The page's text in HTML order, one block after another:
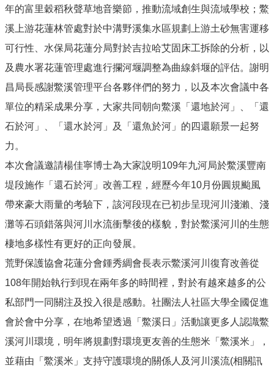
年的富里穀稻秋聲草地音樂節，推動流域創生與流域學校；鱉
溪上游花蓮林管處對於中溝野溪集水區規劃上游土砂無害運移
可行性、水保局花蓮分局對於吉拉哈艾固床工拆除的分析，以
及農水署花蓮管理處進行攔河堰調整為曲線斜堰的評估。謝明
昌局長感謝鱉溪管理平台各夥伴們的努力，以及本次會議中各
單位的精采成果分享，大家共同朝向鱉溪「還地於河」、「還
石於河」、「還水於河」及「還魚於河」的四還願景一起努
力。
本次會議邀請楊佳寧博士為大家說明109年九河局於鱉溪豐南
堤段施作「還石於河」改善工程，經歷今年10月份圓規颱風
帶來豪大雨量的考驗下，該河段現在已初步呈現河川淺瀨、淺
灘等石頭錯落與河川水流衝擊後的樣貌，對於鱉溪河川的生態
棲地多樣性有更好的正向發展。
荒野保護協會花蓮分會鍾秀綢會長表示鱉溪河川復育改善從
108年開始執行到現在兩年多的時間裡，對於有越來越多的公
私部門一同關注及投入很是感動。社團法人社區大學全國促進
會於會中分享，在地希望透過「鱉溪日」活動讓更多人認識鱉
溪河川環境，明年將規劃對環境更友善的生態米「鱉溪米」，
並藉由「鱉溪米」支持守護環境的關係人及河川溪流(相關訊